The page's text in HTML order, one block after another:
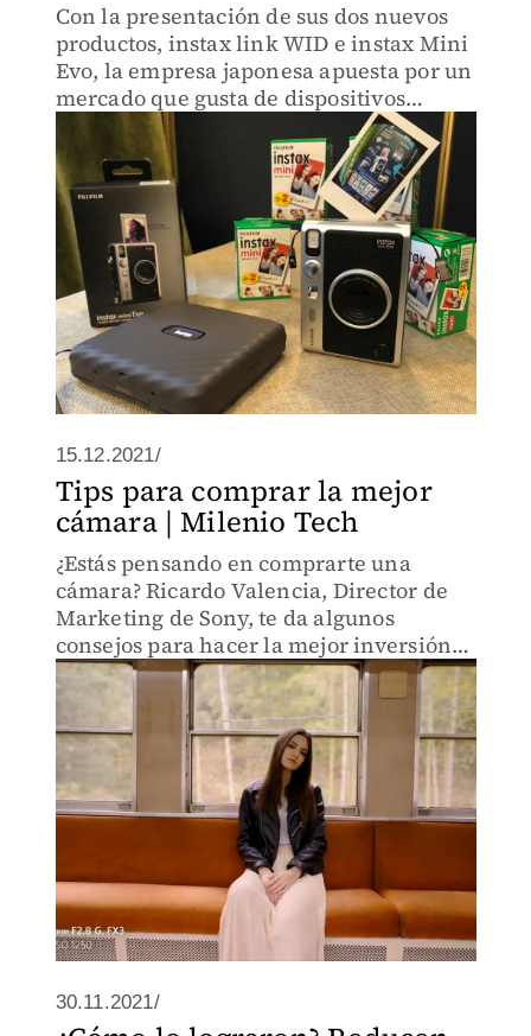
Con la presentación de sus dos nuevos
productos, instax link WID e instax Mini
Evo, la empresa japonesa apuesta por un
mercado que gusta de dispositivos
tecnológicos enfocados más a estilo de
vida.
15.12.2021/
Tips para comprar la mejor
cámara | Milenio Tech
¿Estás pensando en comprarte una
cámara? Ricardo Valencia, Director de
Marketing de Sony, te da algunos
consejos para hacer la mejor inversión
de acuerdo a tus necesidades
30.11.2021/